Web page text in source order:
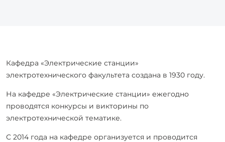
Кафедра «Электрические станции»
электротехнического факультета создана в 1930 году.
На кафедре «Электрические станции» ежегодно
проводятся конкурсы и викторины по
электротехнической тематике.
С 2014 года на кафедре организуется и проводится